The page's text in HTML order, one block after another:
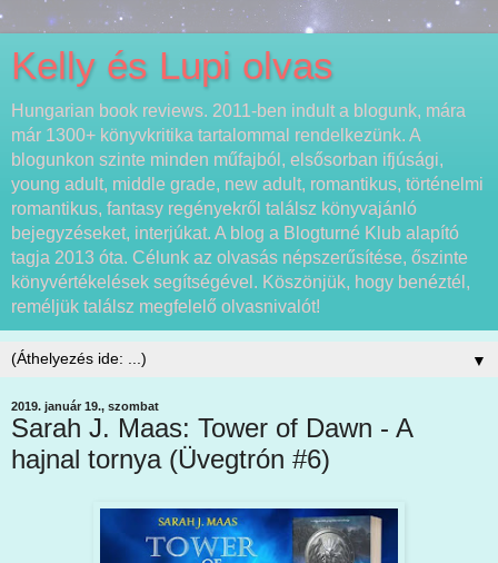
Kelly és Lupi olvas
Hungarian book reviews. 2011-ben indult a blogunk, mára
már 1300+ könyvkritika tartalommal rendelkezünk. A
blogunkon szinte minden műfajból, elsősorban ifjúsági,
young adult, middle grade, new adult, romantikus, történelmi
romantikus, fantasy regényekről találsz könyvajánló
bejegyzéseket, interjúkat. A blog a Blogturné Klub alapító
tagja 2013 óta. Célunk az olvasás népszerűsítése, őszinte
könyvértékelések segítségével. Köszönjük, hogy benéztél,
reméljük találsz megfelelő olvasnivalót!
▼
2019. január 19., szombat
Sarah J. Maas: Tower of Dawn - A
hajnal tornya (Üvegtrón #6)